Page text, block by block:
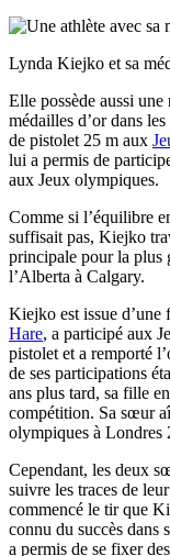
Lynda Kiejko et sa
Elle possède aussi
médailles d’or dans
de pistolet 25 m aux
lui a permis de
aux Jeux olympiques.
Comme si l’équilibre
suffisait pas, Kiejko
principale pour la plus
l’Alberta à Calgary.
Kiejko est issue d’une
Hare, a participé aux
pistolet et a remporté
de ses participations
ans plus tard, sa fille
compétition. Sa sœur
olympiques à Londres
Cependant, les deux
suivre les traces de
commencé le tir que
connu du succès dans
a permis de se fixer